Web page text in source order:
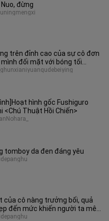
đừng
trên đỉnh cao của sự cô đơn
đối mặt với bóng tối
Hachiman]
hình gốc Fushiguro
<Chú Thuật Hồi Chiến>
tomboy da đen đáng yêu
của cô nàng trưởng bối, quả
đến mức khiến người ta mê